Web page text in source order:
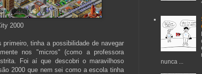
2000
tinha a possibilidade de navegar
nos "micros" (como a professora
Foi aí que descobri o maravilhoso
2000 que nem sei como a escola tinha
nunca ...